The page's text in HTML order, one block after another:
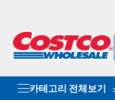
카테고리 전체보기